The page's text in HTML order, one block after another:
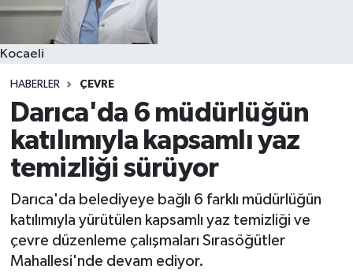
Kocaeli
HABERLER ÇEVRE
Darıca'da 6 müdürlüğün
katılımıyla kapsamlı yaz
temizliği sürüyor
Darıca'da belediyeye bağlı 6 farklı müdürlüğün
katılımıyla yürütülen kapsamlı yaz temizliği ve
çevre düzenleme çalışmaları Sırasöğütler
Mahallesi'nde devam ediyor.